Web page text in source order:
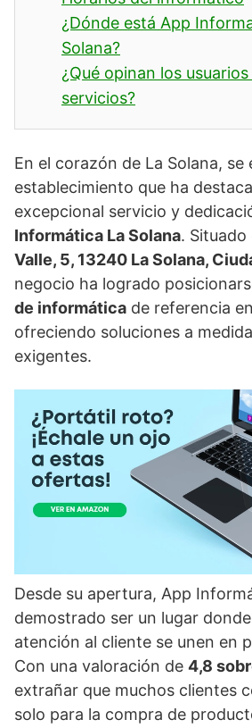
¿Dónde está App
Solana?
¿Qué opinan los
servicios?
En el corazón de La Solana, se
establecimiento que ha
excepcional servicio y
Informática La Solana. Situado
Valle, 5, 13240 La Solana,
negocio ha logrado
de informática de referencia
ofreciendo soluciones a
exigentes.
Desde su apertura, App
demostrado ser un lugar
atención al cliente se unen en
Con una valoración de 4,8
extrañar que muchos clientes
solo para la compra de